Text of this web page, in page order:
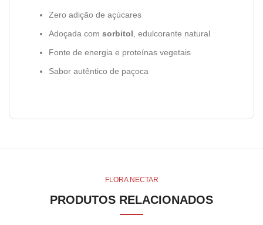
Zero adição de açúcares
Adoçada com sorbitol, edulcorante natural
Fonte de energia e proteínas vegetais
Sabor autêntico de paçoca
FLORA NECTAR
PRODUTOS RELACIONADOS